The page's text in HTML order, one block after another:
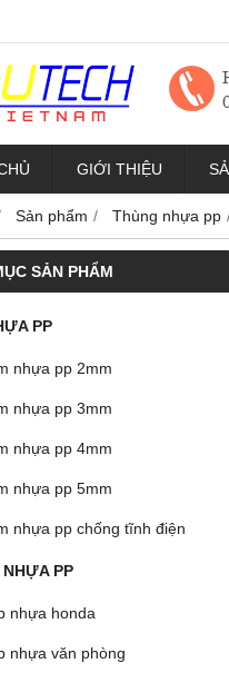
GIỚI THIỆU
Sản phẩm Thùng nhựa pp
SẢN PHẨM
PP
nhựa pp 2mm
nhựa pp 3mm
nhựa pp 4mm
nhựa pp 5mm
nhựa pp chống tĩnh điện
PP
nhựa honda
nhựa văn phòng